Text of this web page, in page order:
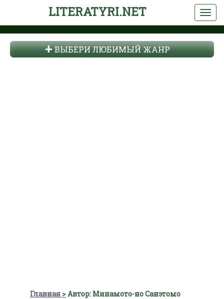
LITERATYRI.NET
ВЫБЕРИ ЛЮБИМЫЙ ЖАНР
Главная Автор: Минамото-но Санэтомо